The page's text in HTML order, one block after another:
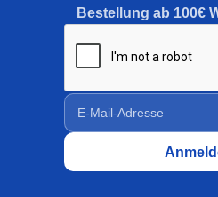
Bestellung ab 100€